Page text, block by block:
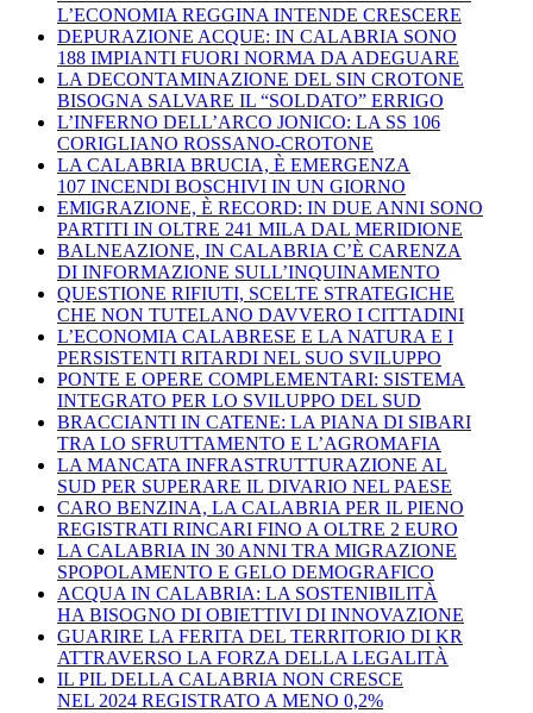
L’ECONOMIA REGGINA INTENDE CRESCERE
DEPURAZIONE ACQUE: IN CALABRIA SONO
188 IMPIANTI FUORI NORMA DA ADEGUARE
LA DECONTAMINAZIONE DEL SIN CROTONE
BISOGNA SALVARE IL “SOLDATO” ERRIGO
L’INFERNO DELL’ARCO JONICO: LA SS 106
CORIGLIANO ROSSANO-CROTONE
LA CALABRIA BRUCIA, È EMERGENZA
107 INCENDI BOSCHIVI IN UN GIORNO
EMIGRAZIONE, È RECORD: IN DUE ANNI SONO
PARTITI IN OLTRE 241 MILA DAL MERIDIONE
BALNEAZIONE, IN CALABRIA C’È CARENZA
DI INFORMAZIONE SULL’INQUINAMENTO
QUESTIONE RIFIUTI, SCELTE STRATEGICHE
CHE NON TUTELANO DAVVERO I CITTADINI
L’ECONOMIA CALABRESE E LA NATURA E I
PERSISTENTI RITARDI NEL SUO SVILUPPO
PONTE E OPERE COMPLEMENTARI: SISTEMA
INTEGRATO PER LO SVILUPPO DEL SUD
BRACCIANTI IN CATENE: LA PIANA DI SIBARI
TRA LO SFRUTTAMENTO E L’AGROMAFIA
LA MANCATA INFRASTRUTTURAZIONE AL
SUD PER SUPERARE IL DIVARIO NEL PAESE
CARO BENZINA, LA CALABRIA PER IL PIENO
REGISTRATI RINCARI FINO A OLTRE 2 EURO
LA CALABRIA IN 30 ANNI TRA MIGRAZIONE
SPOPOLAMENTO E GELO DEMOGRAFICO
ACQUA IN CALABRIA: LA SOSTENIBILITÀ
HA BISOGNO DI OBIETTIVI DI INNOVAZIONE
GUARIRE LA FERITA DEL TERRITORIO DI KR
ATTRAVERSO LA FORZA DELLA LEGALITÀ
IL PIL DELLA CALABRIA NON CRESCE
NEL 2024 REGISTRATO A MENO 0,2%